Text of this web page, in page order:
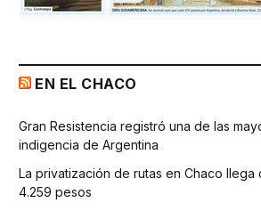
EN EL CHACO
Gran Resistencia registró una de las
indigencia de Argentina
La privatización de rutas en Chaco llega
4.259 pesos